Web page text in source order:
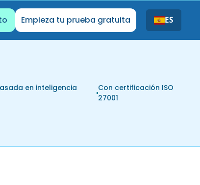
Empieza tu prueba gratuita ES
en inteligencia
Con certificación ISO
27001